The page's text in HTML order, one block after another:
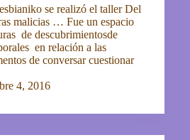
se realizó el taller Del
malicias … Fue un espacio
de descubrimientosde
en relación a las
de conversar cuestionar
4, 2016